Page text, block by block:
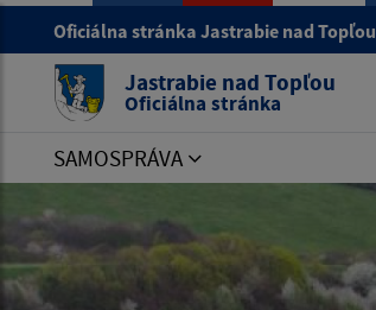
Oficiálna stránka Jastrabie nad Topľou
Jastrabie nad Topľou
Oficiálna stránka
SAMOSPRÁVA